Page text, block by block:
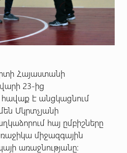
Հայաստանի
23-ից
է անցկացնում
Մկրտչյանի
հայ ըմբիշները
միջազգային
առաջնությանը: